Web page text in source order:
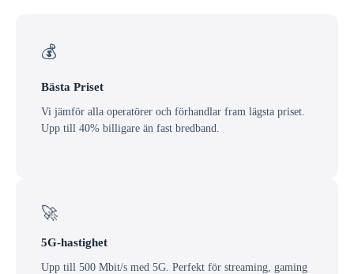
💰
Bästa Priset
Vi jämför alla operatörer och förhandlar fram lägsta priset.
Upp till 40% billigare än fast bredband.
🚀
5G-hastighet
Upp till 500 Mbit/s med 5G. Perfekt för streaming, gaming